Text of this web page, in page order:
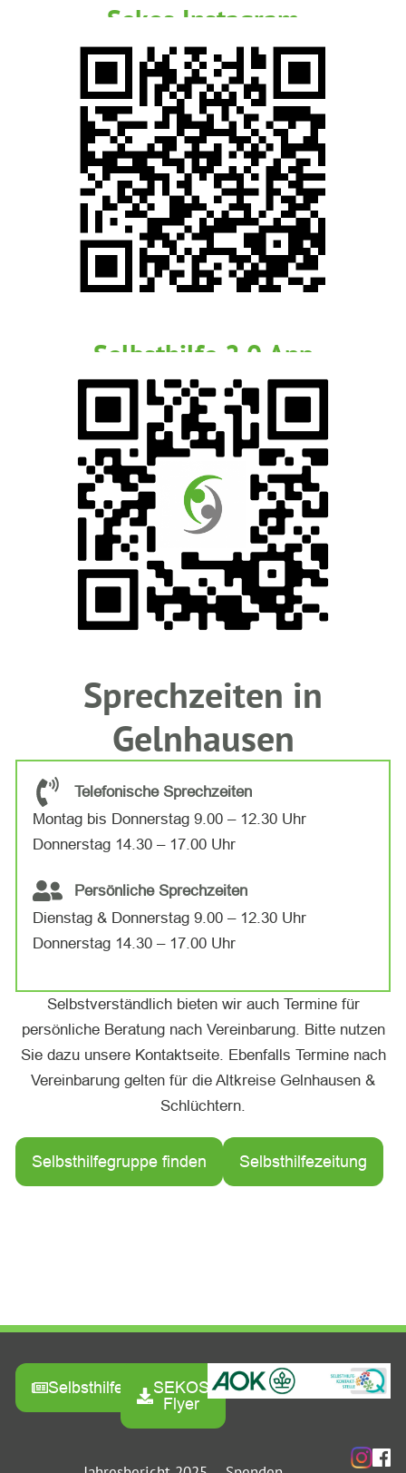
Sekos Instagram
Selbsthilfe 2.0 App
Sprechzeiten in
Gelnhausen
Telefonische Sprechzeiten
Montag bis Donnerstag 9.00 – 12.30 Uhr
Donnerstag 14.30 – 17.00 Uhr
Persönliche Sprechzeiten
Dienstag & Donnerstag 9.00 – 12.30 Uhr
Donnerstag 14.30 – 17.00 Uhr
Selbstverständlich bieten wir auch Termine für
persönliche Beratung nach Vereinbarung. Bitte nutzen
Sie dazu unsere Kontaktseite. Ebenfalls Termine nach
Vereinbarung gelten für die Altkreise Gelnhausen &
Schlüchtern.
Selbsthilfegruppe finden Selbsthilfezeitung
SelbsthilfezeitungSEKOS
Flyer